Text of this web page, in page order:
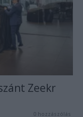
Zeekr
0 hozzászólás